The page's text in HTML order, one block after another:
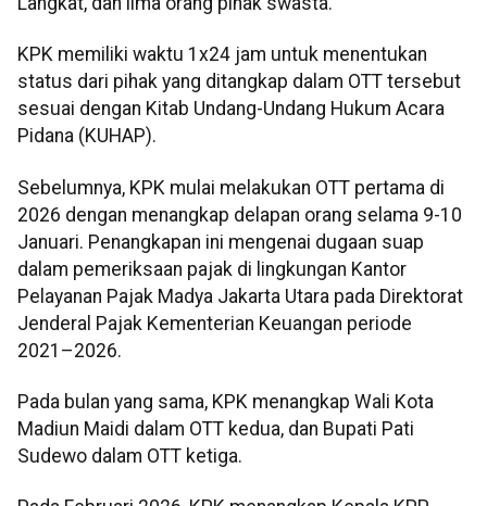
KPK memiliki waktu 1x24 jam untuk menentukan
status dari pihak yang ditangkap dalam OTT tersebut
sesuai dengan Kitab Undang-Undang Hukum Acara
Pidana (KUHAP).
Sebelumnya, KPK mulai melakukan OTT pertama di
2026 dengan menangkap delapan orang selama 9-10
Januari. Penangkapan ini mengenai dugaan suap
dalam pemeriksaan pajak di lingkungan Kantor
Pelayanan Pajak Madya Jakarta Utara pada Direktorat
Jenderal Pajak Kementerian Keuangan periode
2021–2026.
Pada bulan yang sama, KPK menangkap Wali Kota
Madiun Maidi dalam OTT kedua, dan Bupati Pati
Sudewo dalam OTT ketiga.